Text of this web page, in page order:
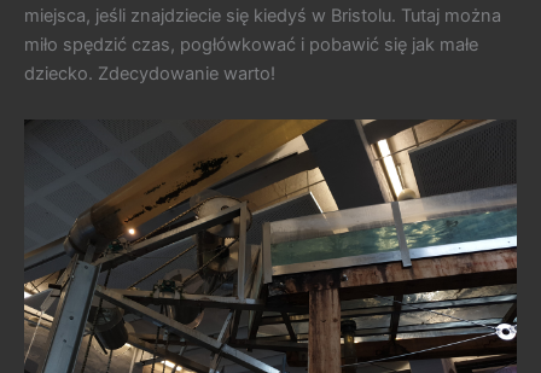
miejsca, jeśli znajdziecie się kiedyś w Bristolu. Tutaj można
miło spędzić czas, pogłówkować i pobawić się jak małe
dziecko. Zdecydowanie warto!